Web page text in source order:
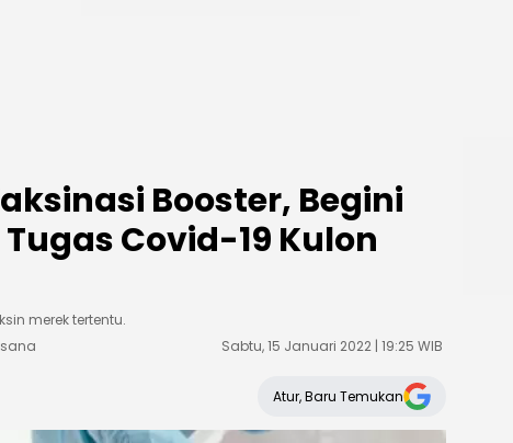
Booster, Begini
Covid-19 Kulon
merek tertentu.
Sabtu, 15 Januari 2022 | 19:25 WIB
Atur, Baru Temukan